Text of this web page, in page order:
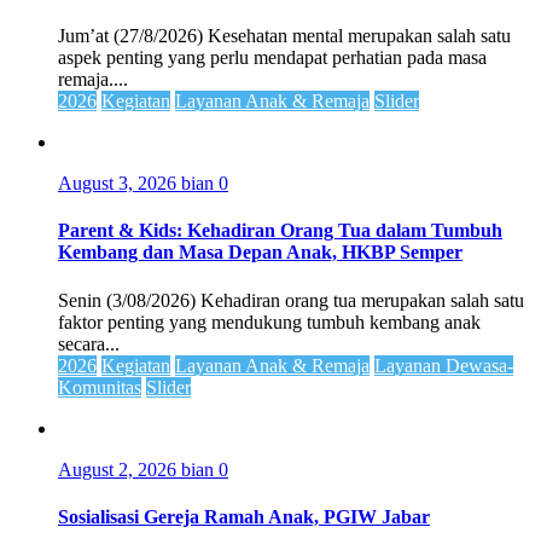
Jum’at (27/8/2026) Kesehatan mental merupakan salah satu
aspek penting yang perlu mendapat perhatian pada masa
remaja....
2026 Kegiatan Layanan Anak & Remaja Slider
August 3, 2026 bian 0
Parent & Kids: Kehadiran Orang Tua dalam Tumbuh
Kembang dan Masa Depan Anak, HKBP Semper
Senin (3/08/2026) Kehadiran orang tua merupakan salah satu
faktor penting yang mendukung tumbuh kembang anak
secara...
2026 Kegiatan Layanan Anak & Remaja Layanan Dewasa-
Komunitas Slider
August 2, 2026 bian 0
Sosialisasi Gereja Ramah Anak, PGIW Jabar